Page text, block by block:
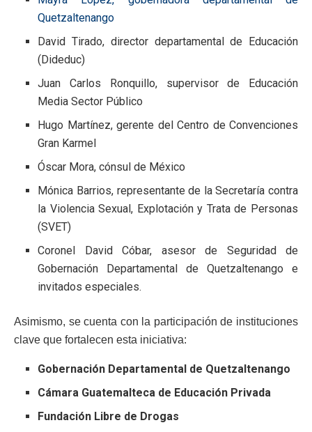
Quetzaltenango
David Tirado, director departamental de Educación
(Dideduc)
Juan Carlos Ronquillo, supervisor de Educación
Media Sector Público
Hugo Martínez, gerente del Centro de Convenciones
Gran Karmel
Óscar Mora, cónsul de México
Mónica Barrios, representante de la Secretaría contra
la Violencia Sexual, Explotación y Trata de Personas
(SVET)
Coronel David Cóbar, asesor de Seguridad de
Gobernación Departamental de Quetzaltenango e
invitados especiales.
Asimismo, se cuenta con la participación de instituciones
clave que fortalecen esta iniciativa:
Gobernación Departamental de Quetzaltenango
Cámara Guatemalteca de Educación Privada
Fundación Libre de Drogas